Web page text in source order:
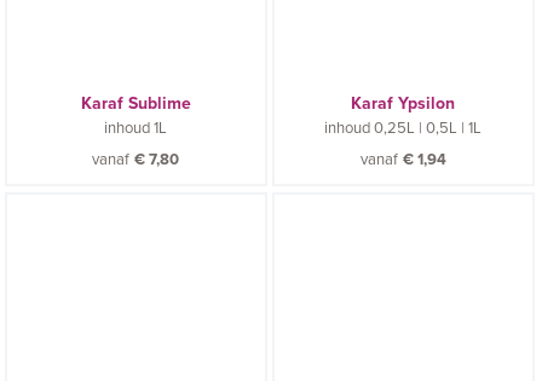
Karaf Sublime
inhoud1L
vanaf €7,80
Karaf Ypsilon
inhoud0,25L | 0,5L | 1L
vanaf €1,94